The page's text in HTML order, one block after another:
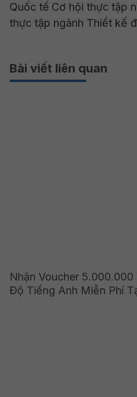
Quốc tế Cơ hội thực tập
thực tập ngành Thiết kế
Bài viết liên quan
Nhận Voucher
Độ Tiếng Anh Miễn Phí